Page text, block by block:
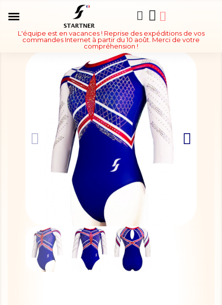
L'équipe est en vacances ! Reprise des expéditions de vos
commandes Internet à partir du 10 août. Merci de votre
compréhension !